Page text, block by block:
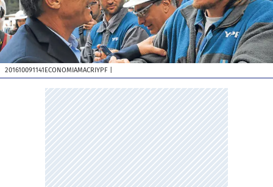
201610091141ECONOMIAMACRIYPF